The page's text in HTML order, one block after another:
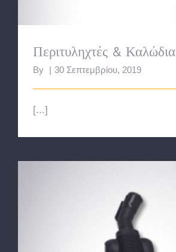
Περιτυληχτές & Καλώδια
By 30 Σεπτεμβρίου, 2019
[...]